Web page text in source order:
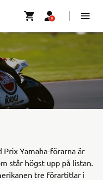
Prix Yamaha-förarna är
står högst upp på listan.
tre förartitlar i